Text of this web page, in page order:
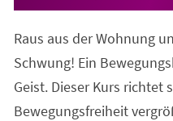
Raus aus der Wohnung
Schwung! Ein
Geist. Dieser Kurs richtet
Bewegungsfreiheit